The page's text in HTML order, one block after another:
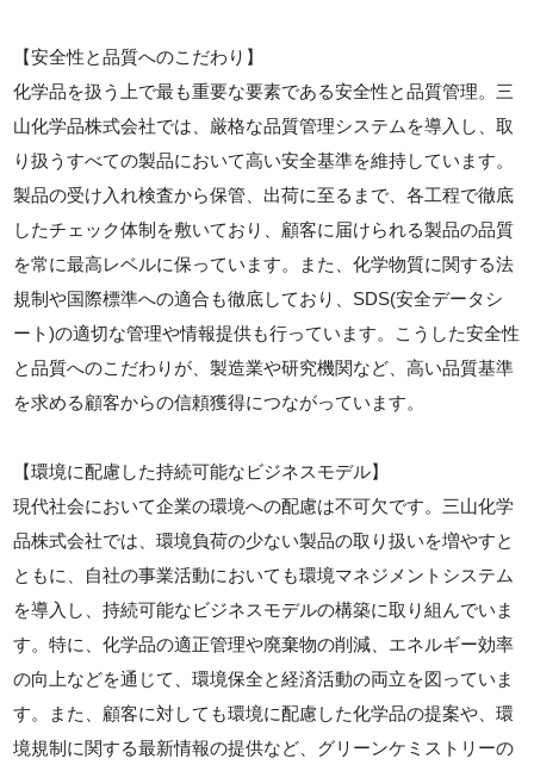
【安全性と品質へのこだわり】
化学品を扱う上で最も重要な要素である安全性と品質管理。三
山化学品株式会社では、厳格な品質管理システムを導入し、取
り扱うすべての製品において高い安全基準を維持しています。
製品の受け入れ検査から保管、出荷に至るまで、各工程で徹底
したチェック体制を敷いており、顧客に届けられる製品の品質
を常に最高レベルに保っています。また、化学物質に関する法
規制や国際標準への適合も徹底しており、SDS(安全データシ
ート)の適切な管理や情報提供も行っています。こうした安全性
と品質へのこだわりが、製造業や研究機関など、高い品質基準
を求める顧客からの信頼獲得につながっています。
【環境に配慮した持続可能なビジネスモデル】
現代社会において企業の環境への配慮は不可欠です。三山化学
品株式会社では、環境負荷の少ない製品の取り扱いを増やすと
ともに、自社の事業活動においても環境マネジメントシステム
を導入し、持続可能なビジネスモデルの構築に取り組んでいま
す。特に、化学品の適正管理や廃棄物の削減、エネルギー効率
の向上などを通じて、環境保全と経済活動の両立を図っていま
す。また、顧客に対しても環境に配慮した化学品の提案や、環
境規制に関する最新情報の提供など、グリーンケミストリーの